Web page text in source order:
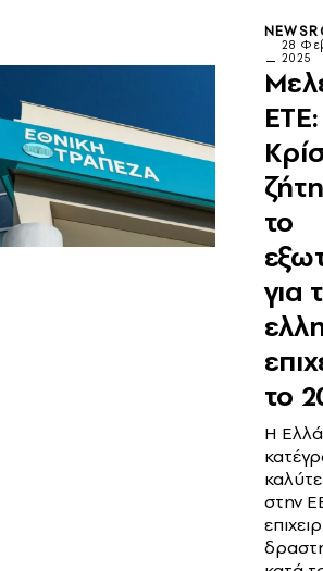
28
2025
ETE:
το
για
το
Η
στην